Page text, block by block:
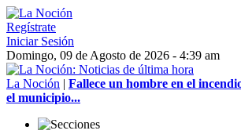
Regístrate
Iniciar Sesión
Domingo, 09 de Agosto de 2026 - 4:39 am
La Noción | Fallece un hombre en el
el municipio...